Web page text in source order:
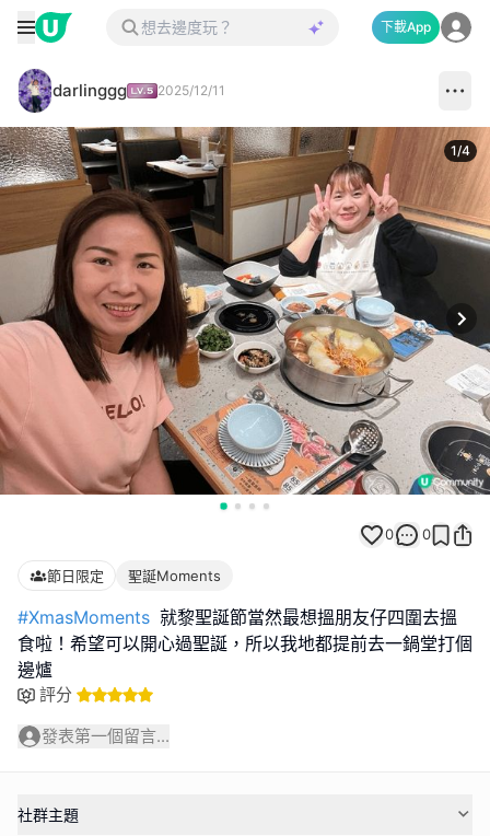
下載App
darlinggg 2025/12/11
1/4
0 0
節日限定 聖誕Moments
#XmasMoments 就黎聖誕節當然最想搵朋友仔四圍去搵
食啦！希望可以開心過聖誕，所以我地都提前去一鍋堂打個
邊爐
評分
發表第一個留言...
社群主題